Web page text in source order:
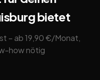
bietet
– ab 19,90 €/Monat,
how nötig